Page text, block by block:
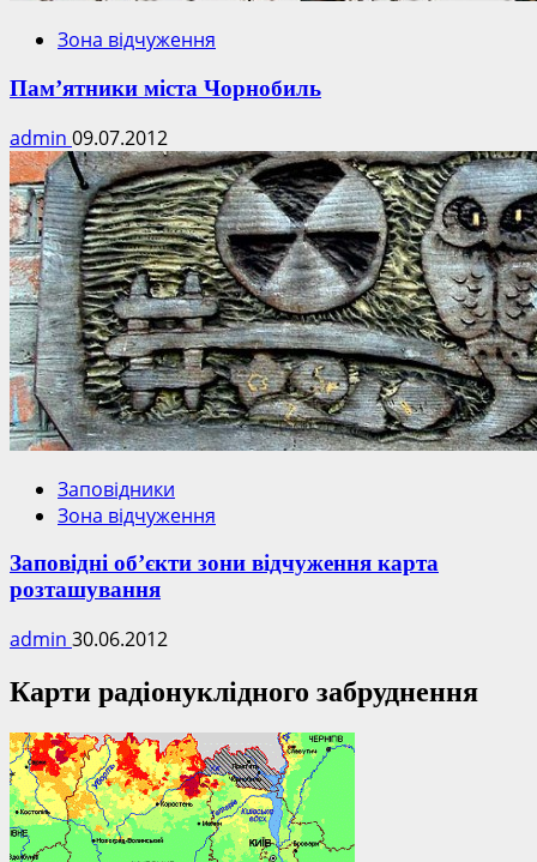
Зона відчуження
Пам’ятники міста Чорнобиль
admin 09.07.2012
Заповідники
Зона відчуження
Заповідні об’єкти зони відчуження карта
розташування
admin 30.06.2012
Карти радіонуклідного забруднення